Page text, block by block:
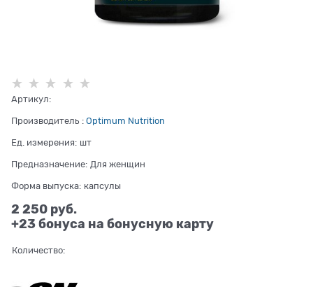
Артикул:
Производитель : Optimum Nutrition
Ед. измерения: шт
Предназначение: Для женщин
Форма выпуска: капсулы
2 250 руб.
+23 бонуса на бонусную карту
Количество: